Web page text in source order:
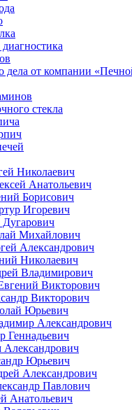
дела от компании
стекла
Николаевич
Анатольевич
Борисович
Игоревич
Дугарович
Михайлович
Александрович
Николаевич
Владимирович
Викторович
Викторович
Юрьевич
Александрович
Геннадьевич
Юрьевич
Александрович
Павлович
Анатольевич